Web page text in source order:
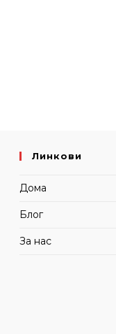
Линкови
Дома
Блог
За нас